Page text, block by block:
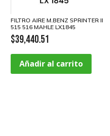
FILTRO AIRE M.BENZ SPRINTER II
515 516 MAHLE LX1845
$39,440.51
Añadir al carrito